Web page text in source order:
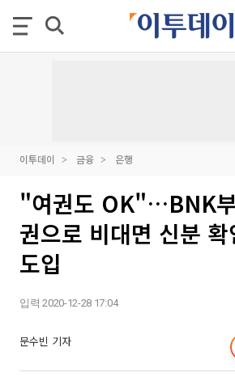
이투데이 금융 은행
"여권도 OK"…BNK
권으로 비대면 신분
도입
입력 2020-12-28 17:04
문수빈 기자